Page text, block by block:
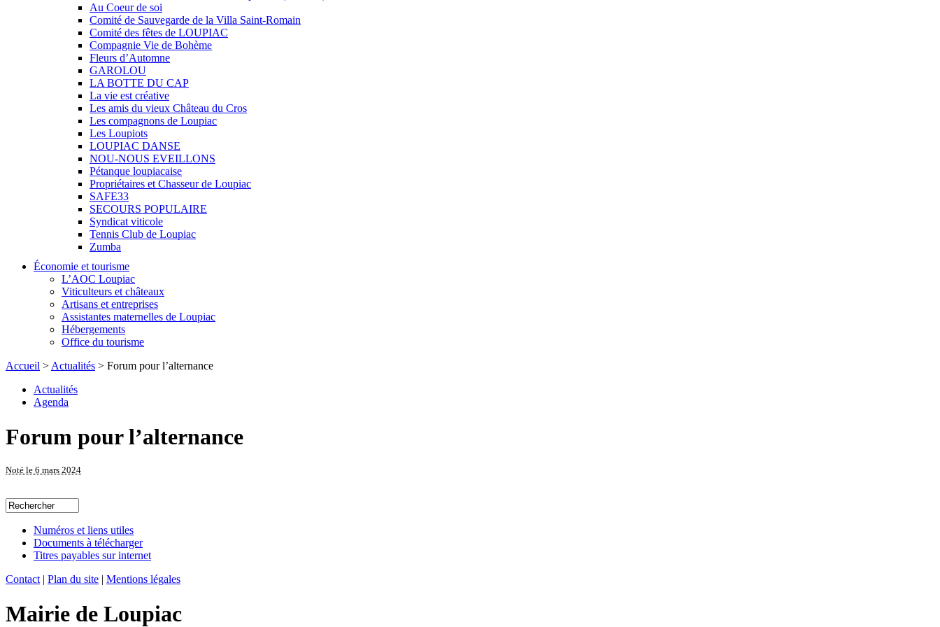
Au Coeur de soi
Comité de Sauvegarde de la Villa Saint-Romain
Comité des fêtes de LOUPIAC
Compagnie Vie de Bohème
Fleurs d’Automne
GAROLOU
LA BOTTE DU CAP
La vie est créative
Les amis du vieux Château du Cros
Les compagnons de Loupiac
Les Loupiots
LOUPIAC DANSE
NOU-NOUS EVEILLONS
Pétanque loupiacaise
Propriétaires et Chasseur de Loupiac
SAFE33
SECOURS POPULAIRE
Syndicat viticole
Tennis Club de Loupiac
Zumba
Économie et tourisme
L’AOC Loupiac
Viticulteurs et châteaux
Artisans et entreprises
Assistantes maternelles de Loupiac
Hébergements
Office du tourisme
Accueil > Actualités > Forum pour l’alternance
Actualités
Agenda
Forum pour l’alternance
Noté le 6 mars 2024
Numéros et liens utiles
Documents à télécharger
Titres payables sur internet
Contact | Plan du site | Mentions légales
Mairie de Loupiac